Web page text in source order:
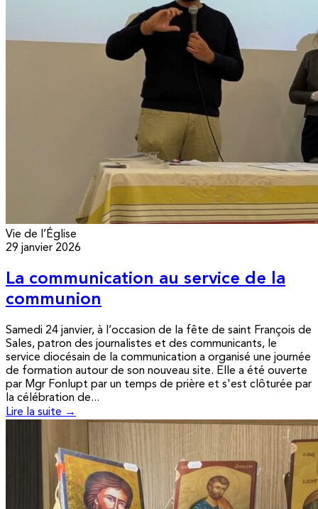
Vie de l’Église
29 janvier 2026
La communication au service de la
communion
Samedi 24 janvier, à l’occasion de la fête de saint François de
Sales, patron des journalistes et des communicants, le
service diocésain de la communication a organisé une journée
de formation autour de son nouveau site. Elle a été ouverte
par Mgr Fonlupt par un temps de prière et s'est clôturée par
la célébration de...
Lire la suite →